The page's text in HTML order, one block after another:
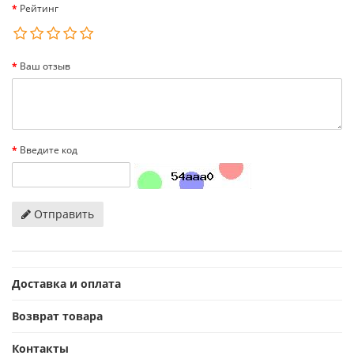
Рейтинг
Ваш отзыв
Введите код
Отправить
Доставка и оплата
Возврат товара
Контакты